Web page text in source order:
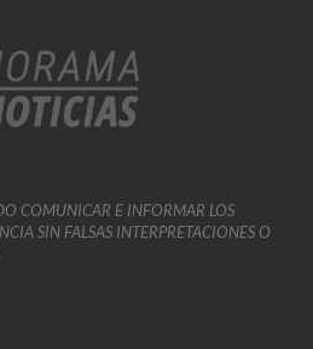
COMUNICAR E INFORMAR LOS
SIN FALSAS INTERPRETACIONES O